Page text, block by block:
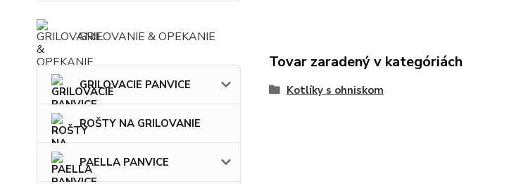
GRILOVANIE & OPEKANIE
GRILOVACIE PANVICE
ROŠTY NA GRILOVANIE
PAELLA PANVICE
Tovar zaradený v kategóriách
Kotlíky s ohniskom